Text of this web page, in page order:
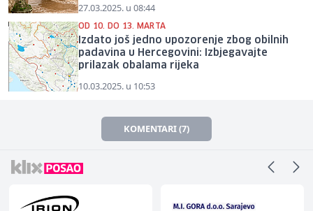
27.03.2025. u 08:44
OD 10. DO 13. MARTA
Izdato još jedno upozorenje zbog obilnih
padavina u Hercegovini: Izbjegavajte
prilazak obalama rijeka
10.03.2025. u 10:53
KOMENTARI (7)